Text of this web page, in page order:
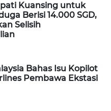
Kuansing untuk
Berisi 14.000 SGD,
Selisih
Bahas Isu Kopilot
Pembawa Ekstasi